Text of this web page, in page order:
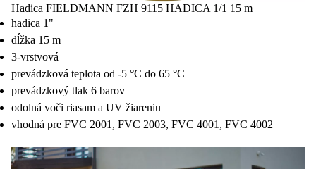
Hadica FIELDMANN FZH 9115 HADICA 1/1 15 m
hadica 1"
dĺžka 15 m
3-vrstvová
prevádzková teplota od -5 °C do 65 °C
prevádzkový tlak 6 barov
odolná voči riasam a UV žiareniu
vhodná pre FVC 2001, FVC 2003, FVC 4001, FVC 4002